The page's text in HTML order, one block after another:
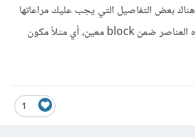
هناك بعض التفاصيل التي يجب عليك مراعاتها
مثل ال key و أن تضع هذه العناصر ضمن block معين، أي مثلاً مكون
1